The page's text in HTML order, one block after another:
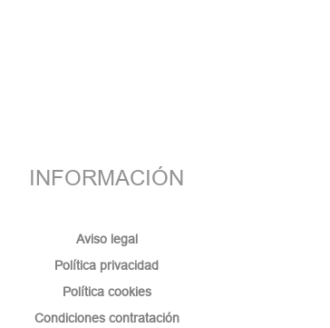
INFORMACIÓN
Aviso legal
Política privacidad
Política cookies
Condiciones contratación